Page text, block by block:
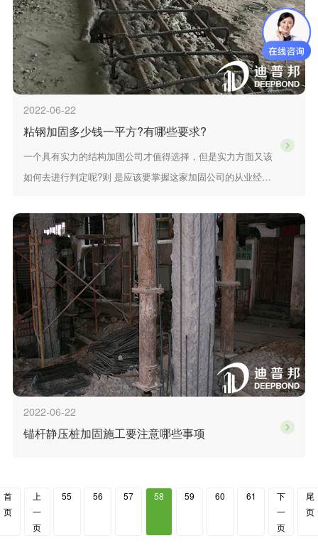
2022-06-22
粘钢加固多少钱一平方?有哪些要求?
一个具有实力的结构加固公司才值得选择，但是实力方面又该
如何去进行判定呢?则 是应该要掌握这家加固公司的从业经
真正值得选择。另外有关加固公司的口碑
2022-06-22
锚杆静压桩加固施工要注意哪些事项
首
页
上
一
页
55 56 57 58 59 60 61
下
一
页
尾
页